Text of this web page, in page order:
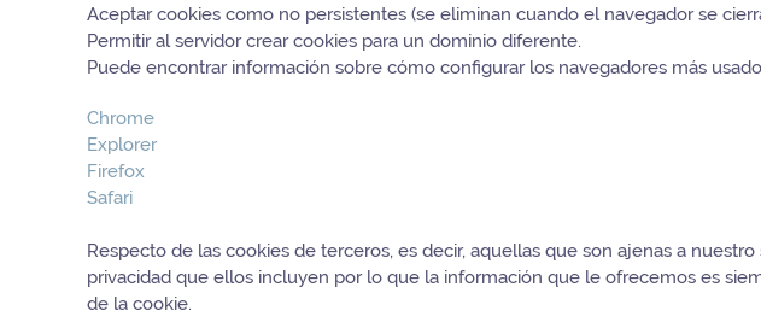
Aceptar cookies como no persistentes (se eliminan cuando el navegador se
Permitir al servidor crear cookies para un dominio diferente.
Puede encontrar información sobre cómo configurar los navegadores más
Chrome
Explorer
Firefox
Safari
Respecto de las cookies de terceros, es decir, aquellas que son ajenas a
privacidad que ellos incluyen por lo que la información que le ofrecemos es
de la cookie.